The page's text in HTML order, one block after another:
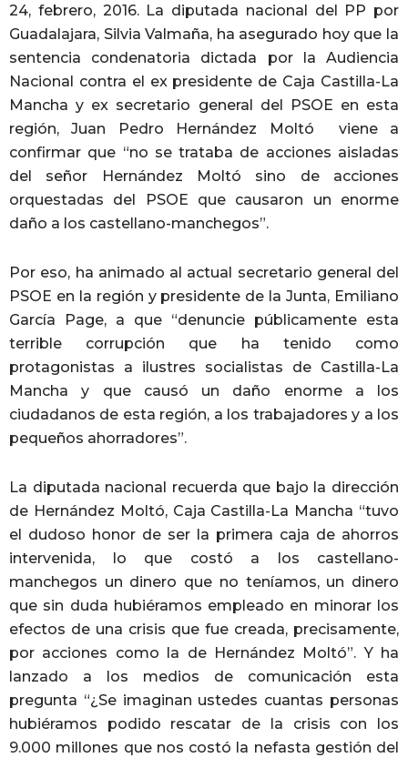
24, febrero, 2016. La diputada nacional del PP por
Guadalajara, Silvia Valmaña, ha asegurado hoy que la
sentencia condenatoria dictada por la Audiencia
Nacional contra el ex presidente de Caja Castilla-La
Mancha y ex secretario general del PSOE en esta
región, Juan Pedro Hernández Moltó viene a
confirmar que “no se trataba de acciones aisladas
del señor Hernández Moltó sino de acciones
orquestadas del PSOE que causaron un enorme
daño a los castellano-manchegos”.
Por eso, ha animado al actual secretario general del
PSOE en la región y presidente de la Junta, Emiliano
García Page, a que “denuncie públicamente esta
terrible corrupción que ha tenido como
protagonistas a ilustres socialistas de Castilla-La
Mancha y que causó un daño enorme a los
ciudadanos de esta región, a los trabajadores y a los
pequeños ahorradores”.
La diputada nacional recuerda que bajo la dirección
de Hernández Moltó, Caja Castilla-La Mancha “tuvo
el dudoso honor de ser la primera caja de ahorros
intervenida, lo que costó a los castellano-
manchegos un dinero que no teníamos, un dinero
que sin duda hubiéramos empleado en minorar los
efectos de una crisis que fue creada, precisamente,
por acciones como la de Hernández Moltó”. Y ha
lanzado a los medios de comunicación esta
pregunta “¿Se imaginan ustedes cuantas personas
hubiéramos podido rescatar de la crisis con los
9.000 millones que nos costó la nefasta gestión del